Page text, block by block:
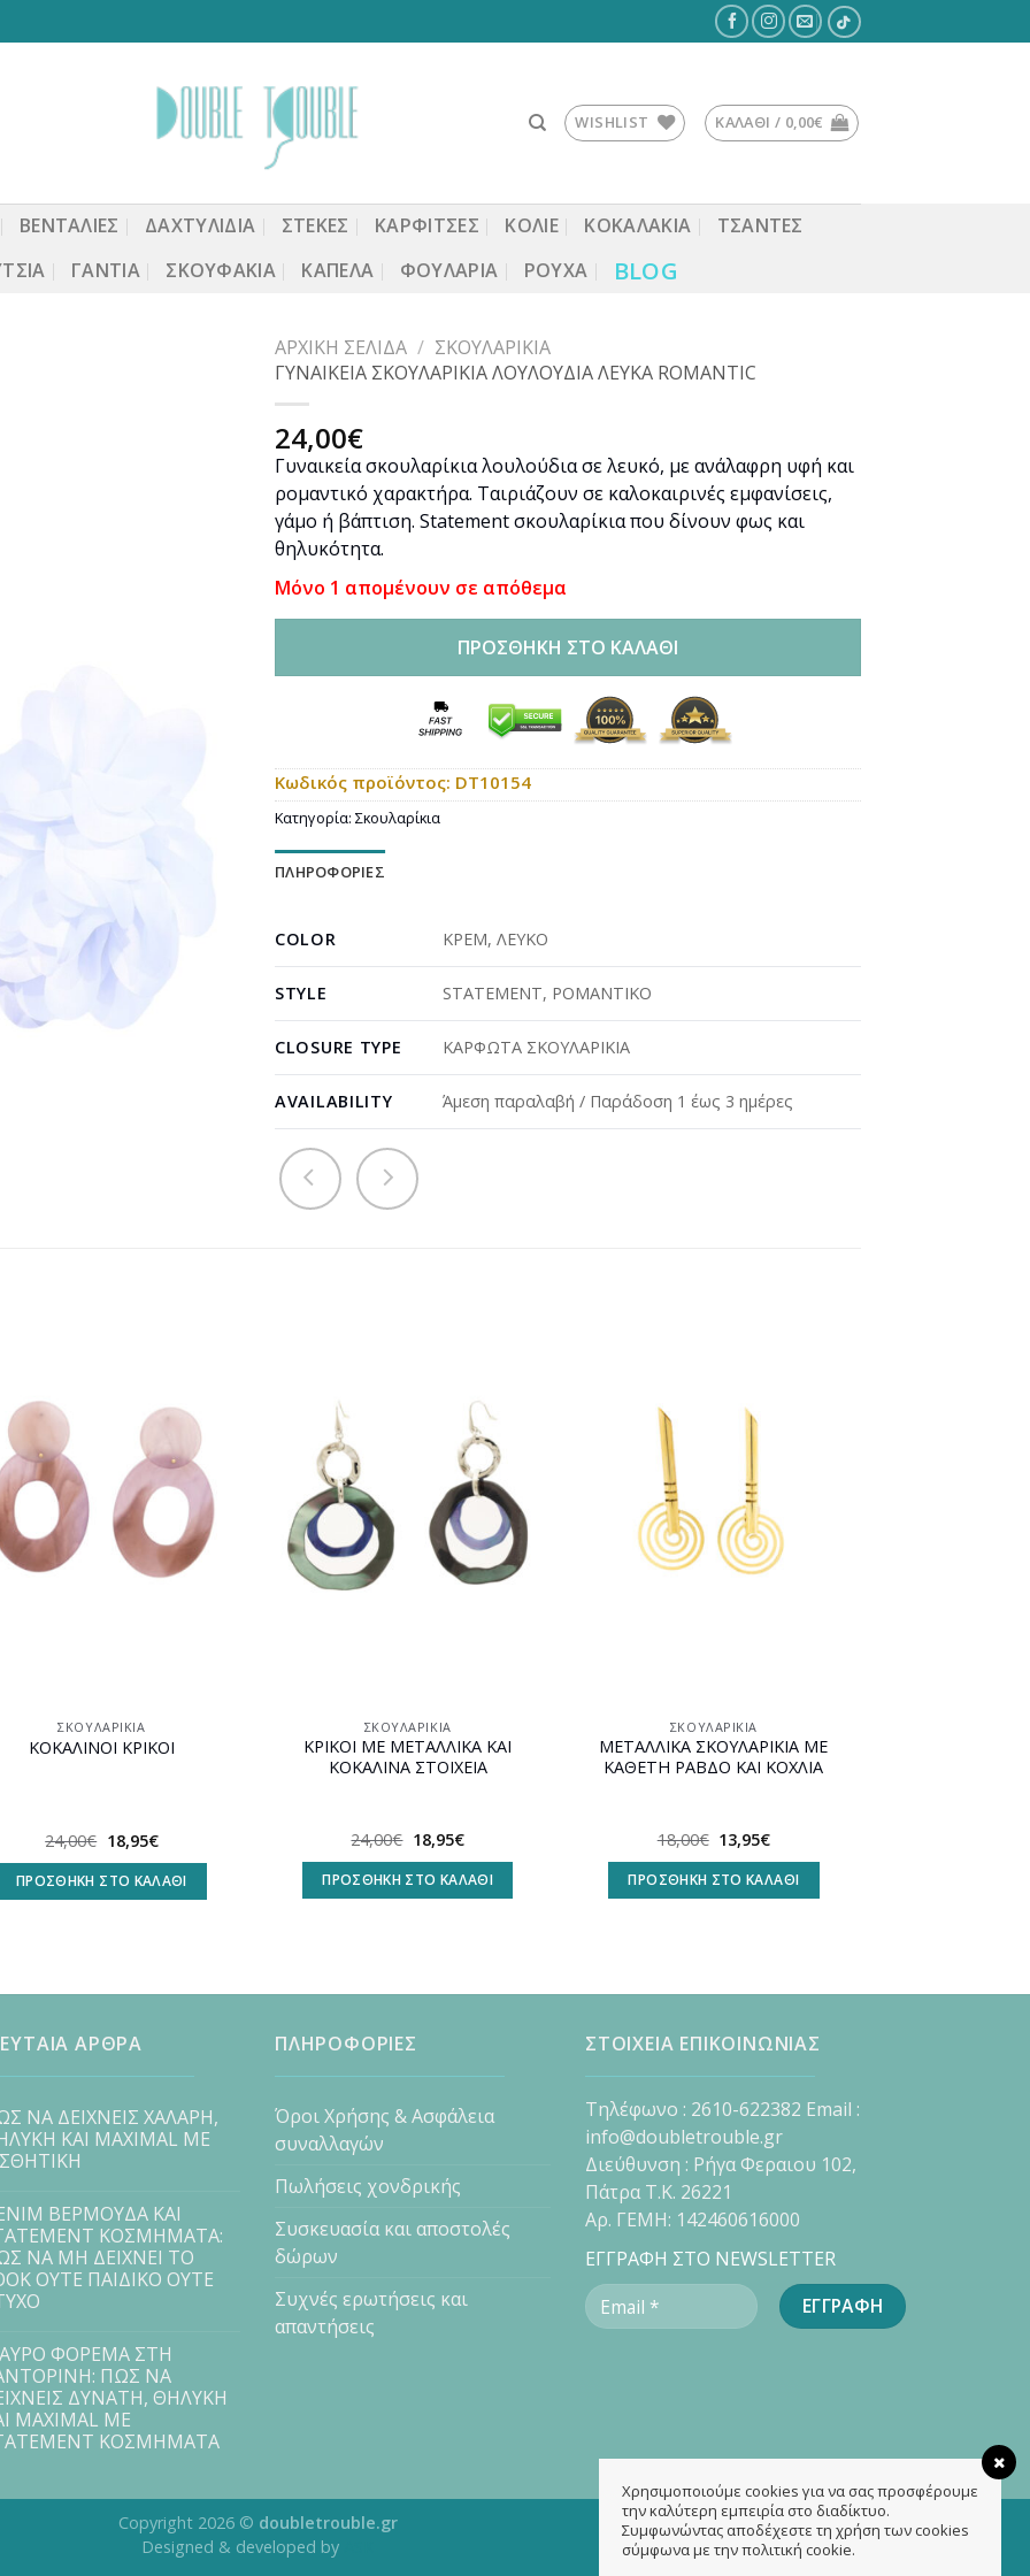
WISHLIST ΚΑΛΆΘΙ / 0,00€
ΒΕΝΤΆΛΙΕΣ ΔΑΧΤΥΛΙΔΙΑ ΣΤΈΚΕΣ ΚΑΡΦΙΤΣΕΣ ΚΟΛΙΕ ΚΟΚΑΛΆΚΙΑ
ΤΣΆΝΤΕΣ
ΓΆΝΤΙΑ ΣΚΟΥΦΆΚΙΑ ΚΑΠΈΛΑ ΦΟΥΛΆΡΙΑ ΡΟΎΧΑ BLOG
ΑΡΧΙΚΉ ΣΕΛΊΔΑ / ΣΚΟΥΛΑΡΊΚΙΑ
ΓΥΝΑΙΚΕΙΑ ΣΚΟΥΛΑΡΙΚΙΑ ΛΟΥΛΟΥΔΙΑ ΛΕΥΚΑ ROMANTIC
24,00€
Γυναικεία σκουλαρίκια λουλούδια σε λευκό, με ανάλαφρη υφή και
ρομαντικό χαρακτήρα. Ταιριάζουν σε καλοκαιρινές εμφανίσεις,
γάμο ή βάπτιση. Statement σκουλαρίκια που δίνουν φως και
θηλυκότητα.
Μόνο 1 απομένουν σε απόθεμα
ΠΡΟΣΘΉΚΗ ΣΤΟ ΚΑΛΆΘΙ
Κωδικός προϊόντος: DT10154
Κατηγορία: Σκουλαρίκια
ΠΛΗΡΟΦΟΡΊΕΣ
COLOR ΚΡΕΜ,ΛΕΥΚΟ
STYLE STATEMENT, ΡΟΜΑΝΤΙΚΟ
CLOSURE TYPE ΚΑΡΦΩΤΑ ΣΚΟΥΛΑΡΙΚΙΑ
AVAILABILITY Άμεση παραλαβή / Παράδοση 1 έως 3 ημέρες
Προσθήκη
στη
ΣΚΟΥΛΑΡΊΚΙΑ
ΚΟΚΑΛΙΝΟΙ ΚΡΙΚΟΙ
24,00€ Original
price
was:
24,00€.
18,95€Η
τιμή
είναι:
18,95€.
ΠΡΟΣΘΉΚΗ ΣΤΟ ΚΑΛΆΘΙ
Προσθήκη
στη
wishlist
ΣΚΟΥΛΑΡΊΚΙΑ
ΚΡΙΚΟΙ ΜΕ ΜΕΤΑΛΛΙΚΑ ΚΑΙ
ΚΟΚΑΛΙΝΑ ΣΤΟΙΧΕΙΑ
24,00€ Original
price
was:
24,00€.
18,95€Η
τιμή
είναι:
18,95€.
ΠΡΟΣΘΉΚΗ ΣΤΟ ΚΑΛΆΘΙ
ΣΚΟΥΛΑΡΊΚΙΑ
ΜΕΤΑΛΛΙΚΑ ΣΚΟΥΛΑΡΙΚΙΑ ΜΕ
ΚΑΘΕΤΗ ΡΑΒΔΟ ΚΑΙ ΚΟΧΛΙΑ
18,00€ Original
price
was:
18,00€.
13,95€Η
τιμή
είναι:
13,95€.
ΠΡΟΣΘΉΚΗ ΣΤΟ ΚΑΛΆΘΙ
ΑΡΘΡΑ
ΝΑ ΔΕΙΧΝΕΙΣ ΧΑΛΑΡΗ,
ΚΑΙ MAXIMAL ΜΕ
ΒΕΡΜΟΥΔΑ ΚΑΙ
ΚΟΣΜΗΜΑΤΑ:
ΝΑ ΜΗ ΔΕΙΧΝΕΙ ΤΟ
ΟΥΤΕ ΠΑΙΔΙΚΟ ΟΥΤΕ
ΦΟΡΕΜΑ ΣΤΗ
ΠΩΣ ΝΑ
ΔΥΝΑΤΗ, ΘΗΛΥΚΗ
MAXIMAL ΜΕ
ΚΟΣΜΗΜΑΤΑ
ΠΛΗΡΟΦΟΡΙΕΣ
Όροι Χρήσης & Ασφάλεια
συναλλαγών
Πωλήσεις χονδρικής
Συσκευασία και αποστολές
δώρων
Συχνές ερωτήσεις και
απαντήσεις
ΣΤΟΙΧΕΙΑ ΕΠΙΚΟΙΝΩΝΙΑΣ
Τηλέφωνο : 2610-622382 Email :
info@doubletrouble.gr
Διεύθυνση : Ρήγα Φεραιου 102,
Πάτρα Τ.Κ. 26221
Αρ. ΓΕΜΗ: 142460616000
ΕΓΓΡΑΦΗ ΣΤΟ NEWSLETTER
Copyright 2026 © doubletrouble.gr
Designed & developed by
Χρησιμοποιούμε cookies για να σας προσφέρουμε
την καλύτερη εμπειρία στο διαδίκτυο.
Συμφωνώντας αποδέχεστε τη χρήση των cookies
σύμφωνα με την πολιτική cookie.